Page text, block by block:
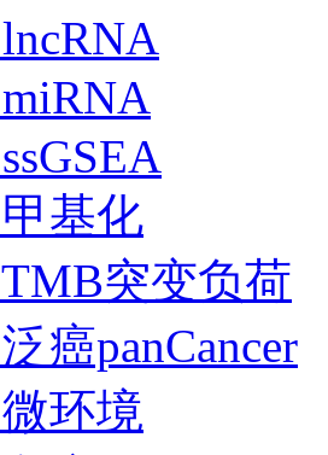
lncRNA
miRNA
ssGSEA
甲基化
TMB突变负荷
泛癌panCancer
微环境